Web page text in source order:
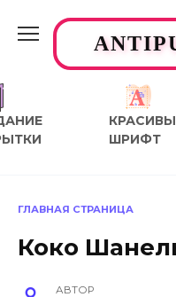
содержанию
ШРИФТ
ГЛАВНАЯ СТРАНИЦА
Коко
АВТОР